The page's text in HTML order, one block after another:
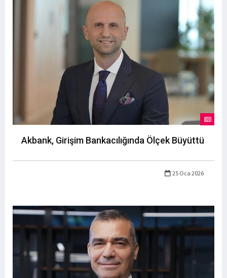
Akbank, Girişim Bankacılığında Ölçek Büyüttü
25 Oca 2026